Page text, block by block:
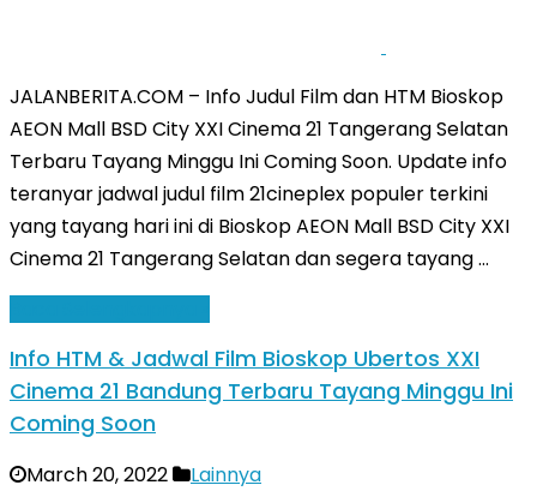
JALANBERITA.COM – Info Judul Film dan HTM Bioskop
AEON Mall BSD City XXI Cinema 21 Tangerang Selatan
Terbaru Tayang Minggu Ini Coming Soon. Update info
teranyar jadwal judul film 21cineplex populer terkini
yang tayang hari ini di Bioskop AEON Mall BSD City XXI
Cinema 21 Tangerang Selatan dan segera tayang …
Info HTM & Jadwal Film Bioskop Ubertos XXI
Cinema 21 Bandung Terbaru Tayang Minggu Ini
Coming Soon
March 20, 2022 Lainnya